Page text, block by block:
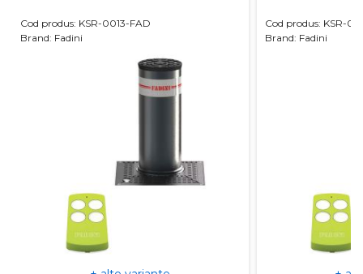
Cod produs: KSR-0013-FAD
Brand: Fadini
Cod produs: KSR-
Brand: Fadini